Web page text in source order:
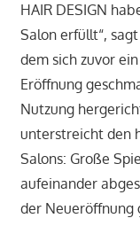
HAIR DESIGN
Salon erfüllt“,
dem sich zuvor
Eröffnung
Nutzung
unterstreicht den
Salons: Große
aufeinander
der